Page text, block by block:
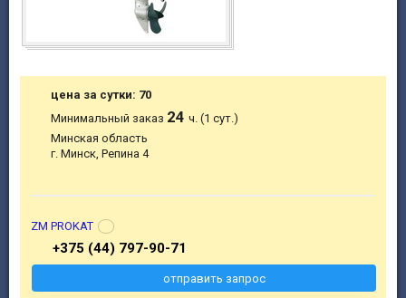
цена за сутки: 70
Минимальный заказ 24ч. (1 сут.)
Минская область
г. Минск, Репина 4
ZM PROKAT
+375 (44) 797-90-71
отправить запрос